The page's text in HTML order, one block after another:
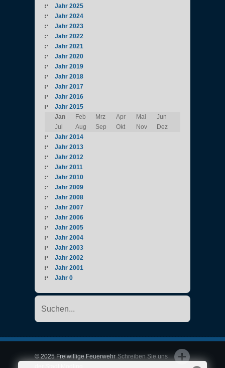
Jahr 2025
Jahr 2024
Jahr 2023
Jahr 2022
Jahr 2021
Jahr 2020
Jahr 2019
Jahr 2018
Jahr 2017
Jahr 2016
Jahr 2015
Jan
Feb Mrz Apr Mai
Jun
Jul
Aug Sep Okt Nov
Dez
Jahr 2014
Jahr 2013
Jahr 2012
Jahr 2011
Jahr 2010
Jahr 2009
Jahr 2008
Jahr 2007
Jahr 2006
Jahr 2005
Jahr 2004
Jahr 2003
Jahr 2002
Jahr 2001
Jahr 0
Schreiben Sie uns
© 2025 Freiwillige Feuerwehr